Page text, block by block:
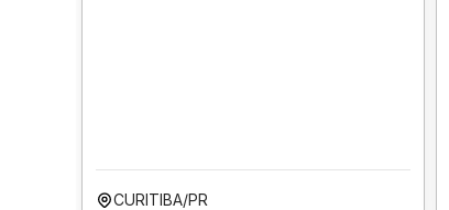
CURITIBA/PR